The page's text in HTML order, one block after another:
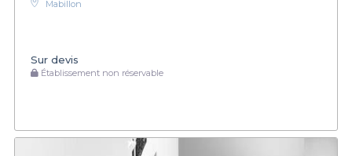
Mabillon
Sur devis
Établissement non réservable